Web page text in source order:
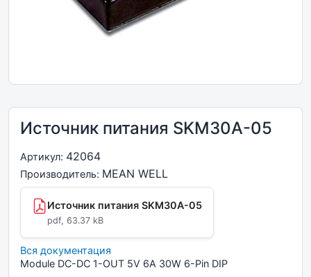
Источник питания SKM30A-05
Артикул: 42064
Производитель: MEAN WELL
Источник питания SKM30A-05
pdf, 63.37 kB
Вся документация
Module DC-DC 1-OUT 5V 6A 30W 6-Pin DIP